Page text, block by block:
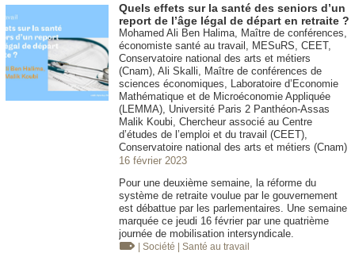
Quels effets sur la santé des seniors d’un
report de l’âge légal de départ en retraite ?
Mohamed Ali Ben Halima, Maître de conférences,
économiste santé au travail, MESuRS, CEET,
Conservatoire national des arts et métiers
(Cnam), Ali Skalli, Maître de conférences de
sciences économiques, Laboratoire d’Economie
Mathématique et de Microéconomie Appliquée
(LEMMA), Université Paris 2 Panthéon-Assas
Malik Koubi, Chercheur associé au Centre
d’études de l’emploi et du travail (CEET),
Conservatoire national des arts et métiers (Cnam)
16 février 2023
Pour une deuxième semaine, la réforme du
système de retraite voulue par le gouvernement
est débattue par les parlementaires. Une semaine
marquée ce jeudi 16 février par une quatrième
journée de mobilisation intersyndicale.
| Société | Santé au travail